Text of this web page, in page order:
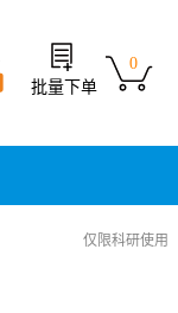
0
批量下单
仅限科研使用